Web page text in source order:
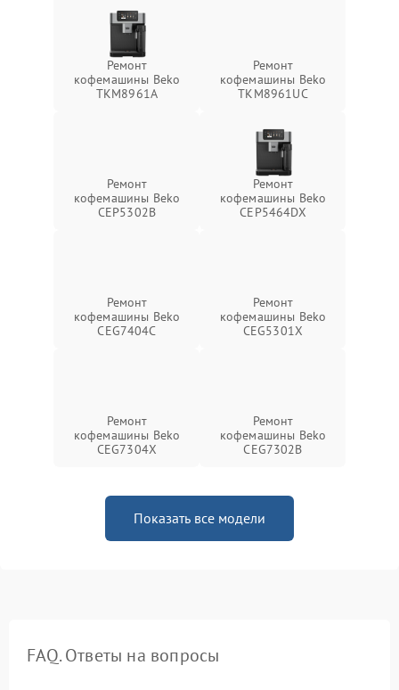
Ремонт
кофемашины Beko
TKM8961A
Ремонт
кофемашины Beko
TKM8961UC
Ремонт
кофемашины Beko
CEP5302B
Ремонт
кофемашины Beko
CEP5464DX
Ремонт
кофемашины Beko
CEG7404C
Ремонт
кофемашины Beko
CEG5301X
Ремонт
кофемашины Beko
CEG7304X
Ремонт
кофемашины Beko
CEG7302B
Показать все модели
FAQ. Ответы на вопросы